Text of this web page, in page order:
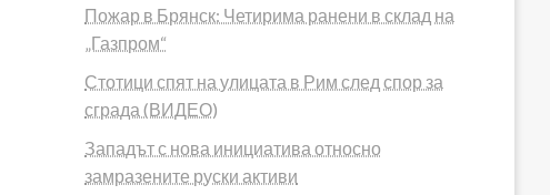
Пожар в Брянск: Четирима ранени в склад на
„Газпром“
Стотици спят на улицата в Рим след спор за
сграда (ВИДЕО)
Западът с нова инициатива относно
замразените руски активи